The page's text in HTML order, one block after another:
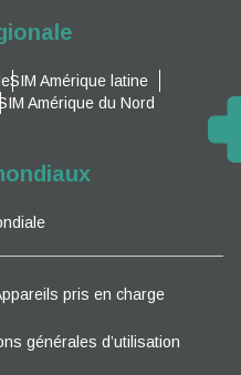
eSIM Amérique latine
Amérique du Nord
pris en charge
générales d’utilisation